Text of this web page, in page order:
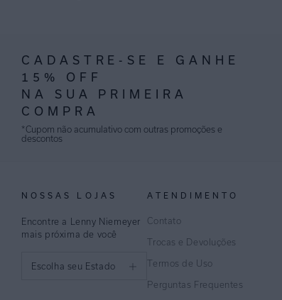
CADASTRE-SE E GANHE
15% OFF
NA SUA PRIMEIRA
COMPRA
*Cupom não acumulativo com outras promoções e
descontos
NOSSAS LOJAS
Encontre a Lenny Niemeyer
mais próxima de você
Escolha seu Estado
ATENDIMENTO
Contato
Trocas e Devoluções
Termos de Uso
Perguntas Frequentes